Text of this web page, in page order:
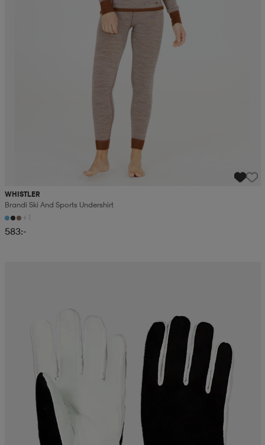
WHISTLER
Brandi Ski And Sports Undershirt
+1
583:-